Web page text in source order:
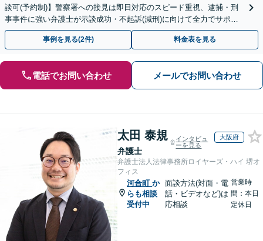
談可(予約制)】警察署への接見は即日対応のスピード重視、逮捕・刑
事事件に強い弁護士が示談成功・不起訴(減刑)に向けて全力でサポー
トします。【加害者側の相談専門】
事例を見る(2件) 料金表を見る
電話でお問い合わせ メールでお問い合わせ
太田 泰規
弁護士
インタビュ
ーを見る
大阪府
弁護士法人法律事務所ロイヤーズ・ハイ 堺オ
フィス
河合町 か
らも相談
受付中
面談方法(対面・電
話・ビデオなど)は
応相談
営業時
間：本日
定休日